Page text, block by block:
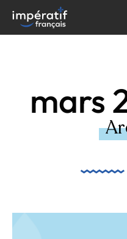
contenu
mars